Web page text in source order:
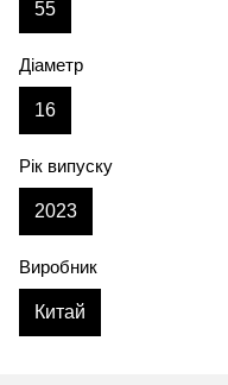
55
Діаметр
16
Рік випуску
2023
Виробник
Китай